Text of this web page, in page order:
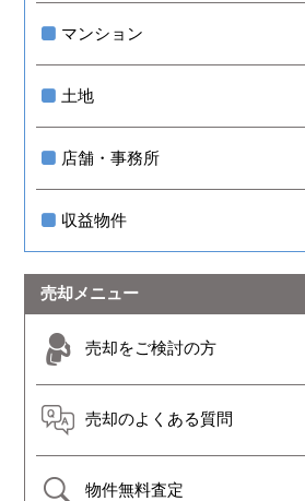
マンション
土地
店舗・事務所
収益物件
売却メニュー
売却をご検討の方
売却のよくある質問
物件無料査定